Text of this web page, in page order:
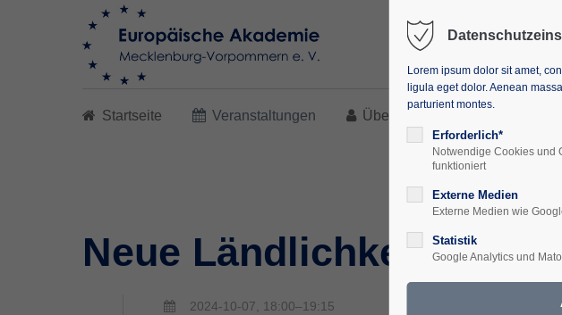
Startseite Veranstaltungen Über uns
Neue Ländlichkeit:
2024-10-07, 18:00–19:15
Lorem ipsum dolor sit amet,
ligula eget dolor. Aenean
parturient montes.
Erforderlich*
Notwendige Cookies und
funktioniert
Externe Medien
Externe Medien wie
Statistik
Google Analytics und